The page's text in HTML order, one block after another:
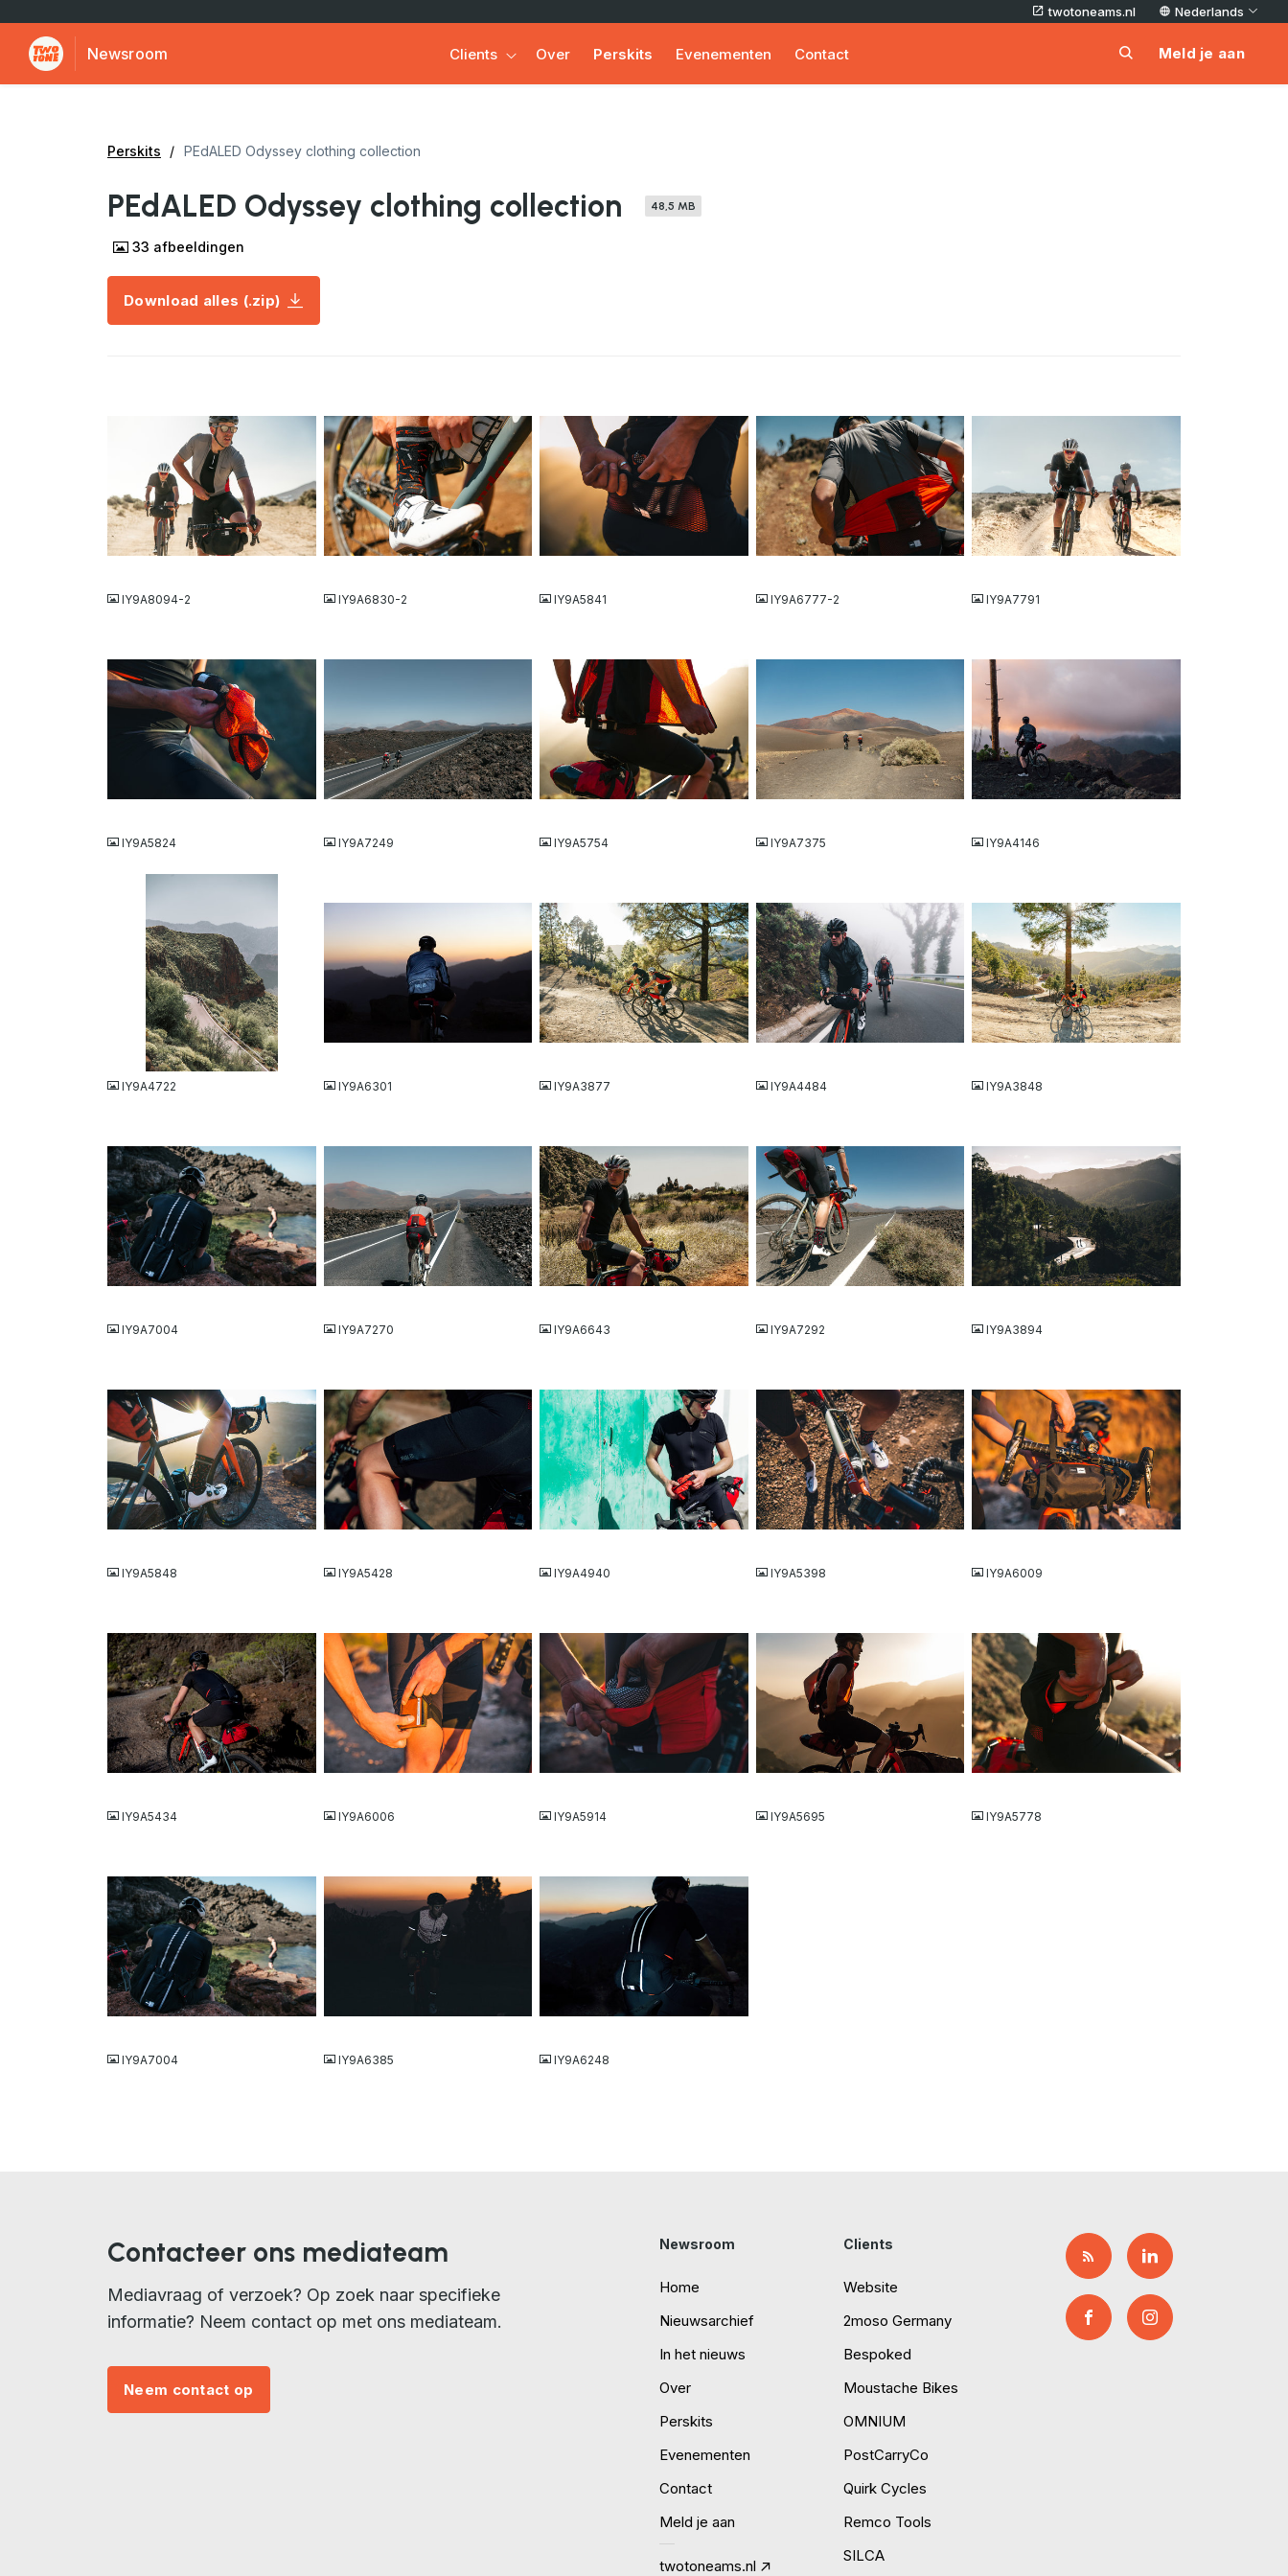
twotoneams.nl Nederlands
Newsroom Clients Over Perskits Evenementen Contact Meld je aan
Perskits PEdALED Odyssey clothing collection
PEdALED Odyssey clothing collection 48,5 MB
33 afbeeldingen
Download alles (.zip)
JPG
IY9A8094-2
JPG
IY9A6830-2
JPG
IY9A5841
JPG
IY9A6777-2
JPG
IY9A7791
JPG
IY9A5824
JPG
IY9A7249
JPG
IY9A5754
JPG
IY9A7375
JPG
IY9A4146
IY9A4722
JPG
IY9A6301
JPG
IY9A3877
JPG
IY9A4484
JPG
IY9A3848
JPG
IY9A7004
JPG
IY9A7270
JPG
IY9A6643
JPG
IY9A7292
JPG
IY9A3894
JPG
IY9A5848
JPG
IY9A5428
JPG
IY9A4940
JPG
IY9A5398
JPG
IY9A6009
JPG
IY9A5434
JPG
IY9A6006
JPG
IY9A5914
JPG
IY9A5695
JPG
IY9A5778
JPG
IY9A7004
JPG
IY9A6385
JPG
IY9A6248
Contacteer ons mediateam
Mediavraag of verzoek? Op zoek naar specifieke
informatie? Neem contact op met ons mediateam.
Neem contact op
Newsroom
Home
Nieuwsarchief
In het nieuws
Over
Perskits
Evenementen
Contact
Meld je aan
twotoneams.nl
Clients
Website
2moso Germany
Bespoked
Moustache Bikes
OMNIUM
PostCarryCo
Quirk Cycles
Remco Tools
SILCA